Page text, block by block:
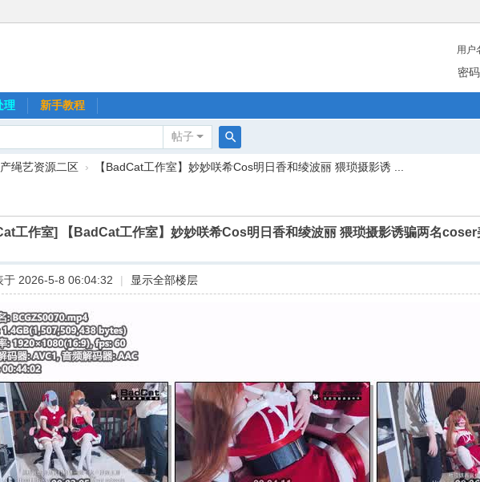
用户
密码
理 新手教程
帖子
搜
产绳艺资源二区 › 【BadCat工作室】妙妙咲希Cos明日香和绫波丽 猥琐摄影诱 ...
工作室] 【BadCat工作室】妙妙咲希Cos明日香和绫波丽 猥琐摄影诱骗两名
于 2026-5-8 06:04:32 显示全部楼层